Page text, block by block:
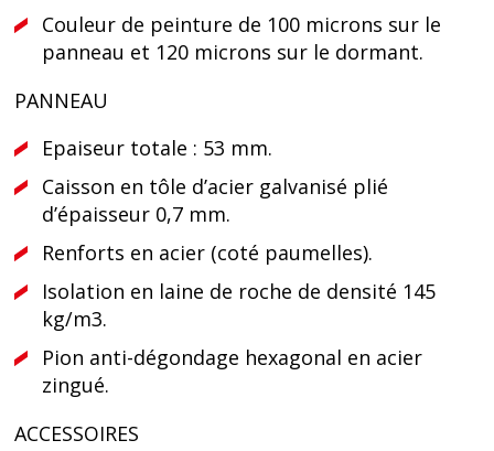
Couleur de peinture de 100 microns sur le
panneau et 120 microns sur le dormant.
PANNEAU
Epaiseur totale : 53 mm.
Caisson en tôle d’acier galvanisé plié
d’épaisseur 0,7 mm.
Renforts en acier (coté paumelles).
Isolation en laine de roche de densité 145
kg/m3.
Pion anti-dégondage hexagonal en acier
zingué.
ACCESSOIRES